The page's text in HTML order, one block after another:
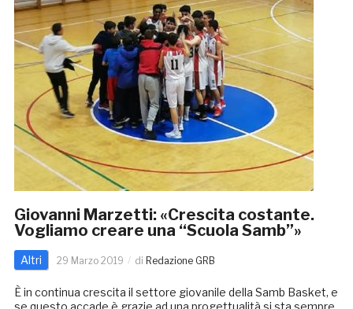
Giovanni Marzetti: «Crescita costante.
Vogliamo creare una “Scuola Samb”»
Altri 29 Marzo 2019 di Redazione GRB
È in continua crescita il settore giovanile della Samb Basket, e